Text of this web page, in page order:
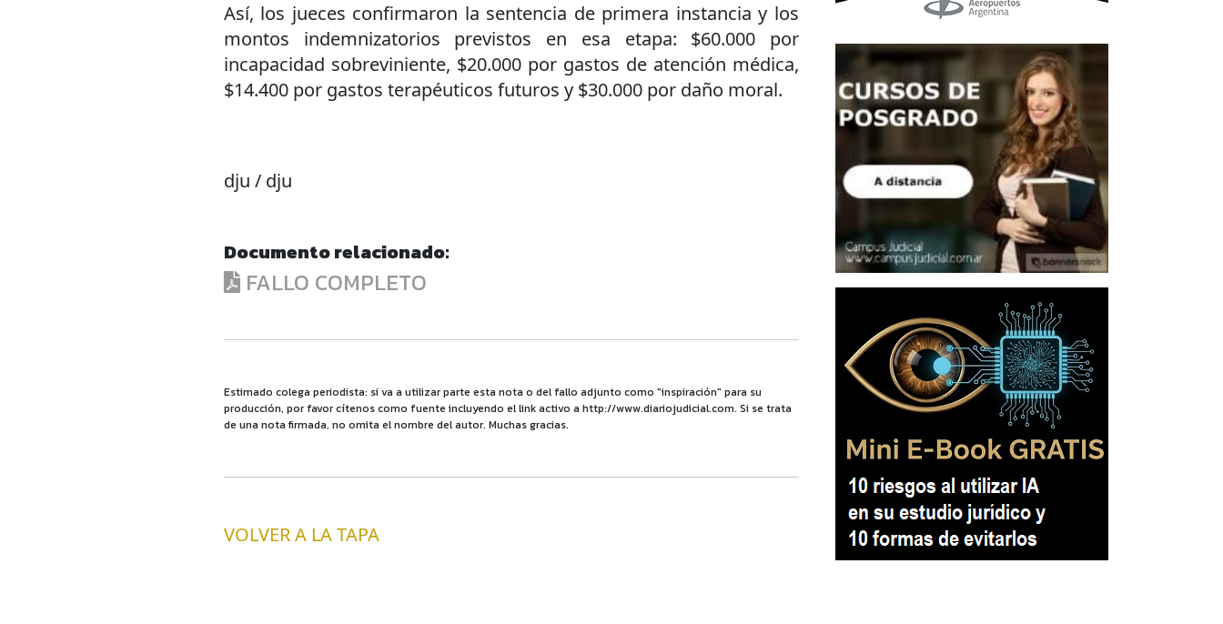
Así, los jueces confirmaron la sentencia de primera instancia y los
montos indemnizatorios previstos en esa etapa: $60.000 por
incapacidad sobreviniente, $20.000 por gastos de atención médica,
$14.400 por gastos terapéuticos futuros y $30.000 por daño moral.
dju / dju
Documento relacionado:
FALLO COMPLETO
Estimado colega periodista: si va a utilizar parte esta nota o del fallo adjunto como "inspiración" para su
producción, por favor cítenos como fuente incluyendo el link activo a http://www.diariojudicial.com. Si se trata
de una nota firmada, no omita el nombre del autor. Muchas gracias.
VOLVER A LA TAPA